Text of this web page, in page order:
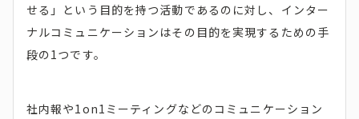
せる」という目的を持つ活動であるのに対し、インター
ナルコミュニケーションはその目的を実現するための手
段の1つです。
社内報や1on1ミーティングなどのコミュニケーション